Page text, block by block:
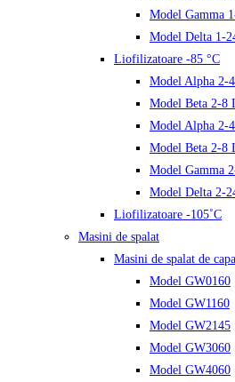
Model Gamma
Model Delta 1-
Liofilizatoare -85 °C
Model Alpha 2-
Model Beta 2-8
Model Alpha 2-
Model Beta 2-8
Model Gamma
Model Delta 2-
Liofilizatoare -105˚C
Masini de spalat
Masini de spalat de
Model GW0160
Model GW1160
Model GW2145
Model GW3060
Model GW4060